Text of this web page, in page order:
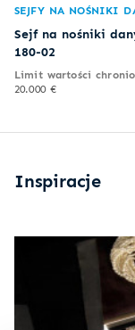
SEJFY NA NOŚNIKI
Sejf na nośniki
180-02
Limit wartości
20.000 €
Inspiracje